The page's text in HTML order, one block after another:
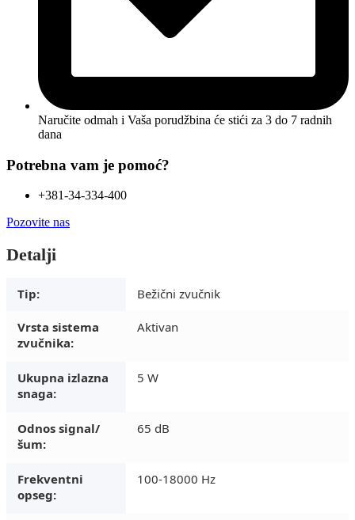
Naručite odmah i Vaša porudžbina će stići za 3 do 7 radnih
dana
Potrebna vam je pomoć?
+381-34-334-400
Pozovite nas
Detalji
Tip: Bežični zvučnik
Vrsta sistema
zvučnika:
Aktivan
Ukupna izlazna
snaga:
5 W
Odnos signal/
šum:
65 dB
Frekventni
opseg:
100-18000 Hz